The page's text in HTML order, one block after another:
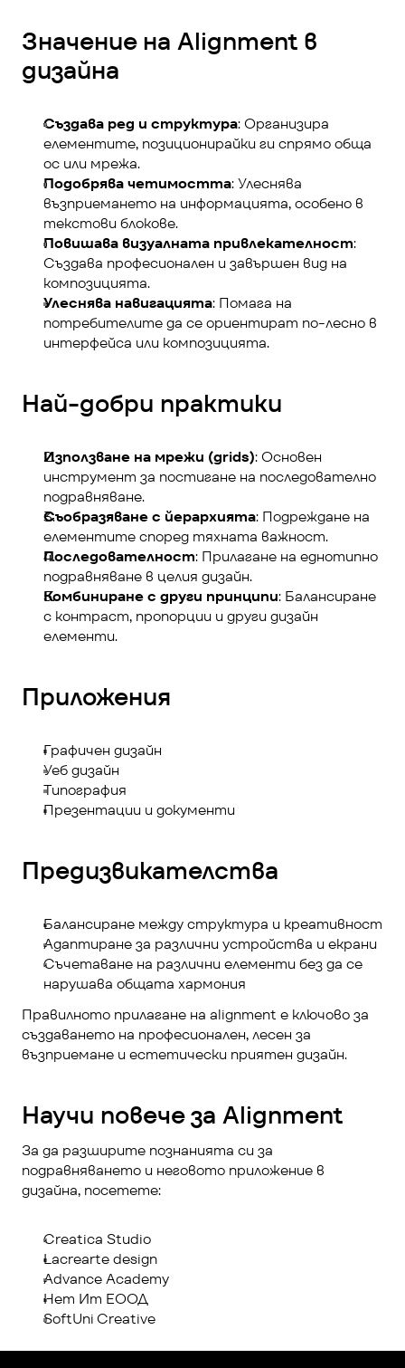
Значение на Alignment в
дизайна
Създава ред и структура: Организира
елементите, позиционирайки ги спрямо обща
ос или мрежа.
Подобрява четимостта: Улеснява
възприемането на информацията, особено в
текстови блокове.
Повишава визуалната привлекателност:
Създава професионален и завършен вид на
композицията.
Улеснява навигацията: Помага на
потребителите да се ориентират по-лесно в
интерфейса или композицията.
Най-добри практики
Използване на мрежи (grids): Основен
инструмент за постигане на последователно
подравняване.
Съобразяване с йерархията: Подреждане на
елементите според тяхната важност.
Последователност: Прилагане на еднотипно
подравняване в целия дизайн.
Комбиниране с други принципи: Балансиране
с контраст, пропорции и други дизайн
елементи.
Приложения
Графичен дизайн
Уеб дизайн
Типография
Презентации и документи
Предизвикателства
Балансиране между структура и креативност
Адаптиране за различни устройства и екрани
Съчетаване на различни елементи без да се
нарушава общата хармония
Правилното прилагане на alignment е ключово за
създаването на професионален, лесен за
възприемане и естетически приятен дизайн.
Научи повече за Alignment
За да разширите познанията си за
подравняването и неговото приложение в
дизайна, посетете:
Creatica Studio
Lacrearte design
Advance Academy
Нет Ит ЕООД
SoftUni Creative